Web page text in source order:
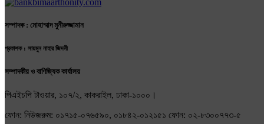
সম্পাদক : মোহাম্মাদ মুনীরুজ্জামান
প্রকাশক : সায়মুন নাহার জিদনী
সম্পাদকীয় ও বাণিজ্যিক কার্যালয়
পিএইচপি টাওয়ার, ১০৭/২, কাকরাইল, ঢাকা-১০০০।
ফোন: নিউজরুম: ০১৭১৫-০৭৬৫৯০, ০১৮৪২-০১২১৫১ ফোন: ০২-৮৩০০৭৭৩-৫